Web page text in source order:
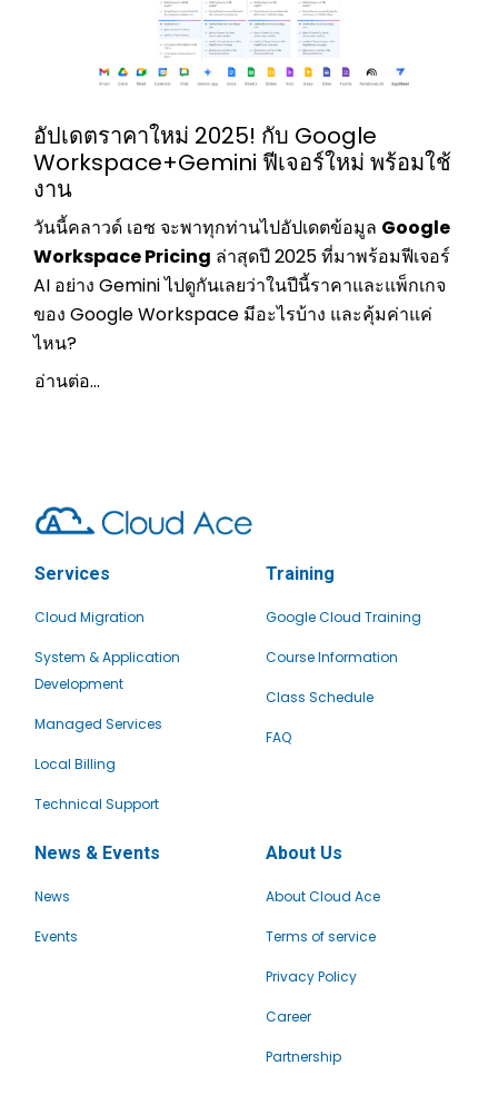
อัปเดตราคาใหม่ 2025! กับ Google
Workspace+Gemini ฟีเจอร์ใหม่ พร้อมใช้
งาน
วันนี้คลาวด์ เอซ จะพาทุกท่านไปอัปเดตข้อมูล Google
Workspace Pricing ล่าสุดปี 2025 ที่มาพร้อมฟีเจอร์
AI อย่าง Gemini ไปดูกันเลยว่าในปีนี้ราคาและแพ็กเกจ
ของ Google Workspace มีอะไรบ้าง และคุ้มค่าแค่
ไหน?
อ่านต่อ...
Services
Cloud Migration
System & Application
Development
Managed Services
Local Billing
Technical Support
Training
Google Cloud Training
Course Information
Class Schedule
FAQ
News & Events
News
Events
About Us
About Cloud Ace
Terms of service
Privacy Policy
Career
Partnership